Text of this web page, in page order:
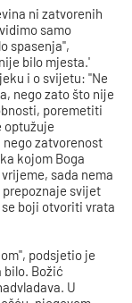
ni zatvorenih
samo
spasenja",
bilo mjesta.'
i o svijetu: "Ne
nego zato što nije
poremetiti
optužuje
zatvorenost
kojom Boga
sada nema
prepoznaje svijet
boji otvoriti vrata
podsjetio je
bilo. Božić
U